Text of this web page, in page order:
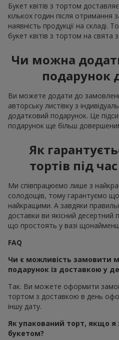
Букет квітів з тортом
кількох годин після
наявність продукції на
букет квітів з тортом на свята
Чи можна
подарунок
Ви можете додати до
авторську листівку з
додатковий подарунок. Це
подарунок ще більш
Як
тортів під
Ми співпрацюємо лише з
солодощів, тому гарантуємо що
найкращими. А завдяки
доставки ви якісний десертний
що простоять у вазі
FAQ
Чи є можливість замовити
подарунок із доставкою у
Так. Ви можете оформити
тортом з доставкою в день
іншу дату.
Як упакований торт, якщо
букетом?